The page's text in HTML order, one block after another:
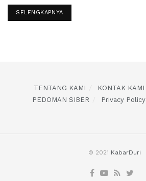
SELENGKAPNYA
TENTANG KAMI KONTAK KAMI
PEDOMAN SIBER
Privacy Policy
© 2021 KabarDuri